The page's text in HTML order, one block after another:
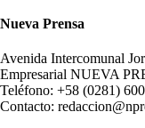
Nueva Prensa
Avenida Intercomunal
Empresarial NUEVA
Teléfono: +58 (0281)
Contacto: